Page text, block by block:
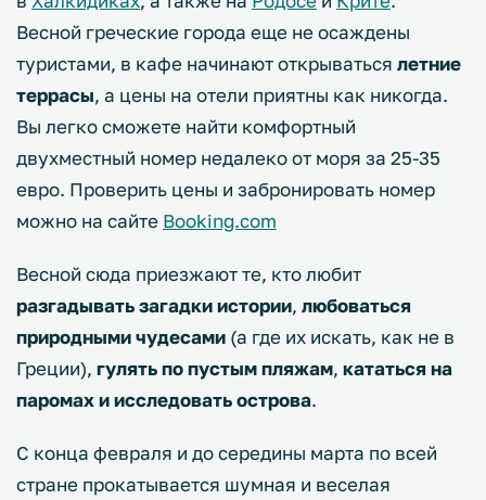
Весной греческие города еще не осаждены
туристами, в кафе начинают открываться летние
террасы, а цены на отели приятны как никогда.
Вы легко сможете найти комфортный
двухместный номер недалеко от моря за 25-35
евро. Проверить цены и забронировать номер
можно на сайте Booking.com
Весной сюда приезжают те, кто любит
разгадывать загадки истории, любоваться
природными чудесами (а где их искать, как не в
Греции), гулять по пустым пляжам, кататься на
паромах и исследовать острова.
С конца февраля и до середины марта по всей
стране прокатывается шумная и веселая